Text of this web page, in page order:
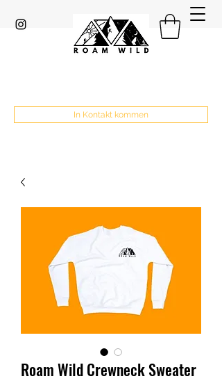
In Kontakt kommen
Roam Wild Crewneck Sweater